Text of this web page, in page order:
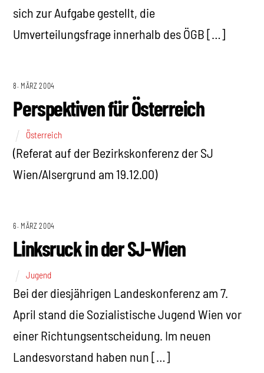
sich zur Aufgabe gestellt, die
Umverteilungsfrage innerhalb des ÖGB […]
8. MÄRZ 2004
Perspektiven für Österreich
Österreich
(Referat auf der Bezirkskonferenz der SJ
Wien/Alsergrund am 19.12.00)
6. MÄRZ 2004
Linksruck in der SJ-Wien
Jugend
Bei der diesjährigen Landeskonferenz am 7.
April stand die Sozialistische Jugend Wien vor
einer Richtungsentscheidung. Im neuen
Landesvorstand haben nun […]